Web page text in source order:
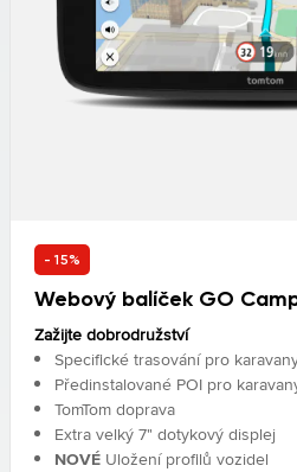
- 15%
Webový balíček GO
Zažijte dobrodružství
Specifické trasování pro
Předinstalované POI pro
TomTom doprava
Extra velký 7" dotykový displej
NOVÉ Uložení profilů vozidel